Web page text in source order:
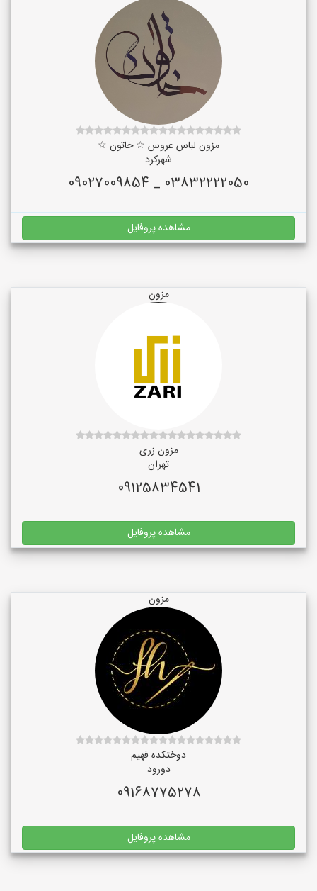
مزون لباس عروس ☆ خاتون ☆
شهرکرد
03832222050 _ 09027009854
مشاهده پروفایل
مزون
مزون زری
تهران
09125834541
مشاهده پروفایل
مزون
دوختکده فهیم
دورود
09168775278
مشاهده پروفایل